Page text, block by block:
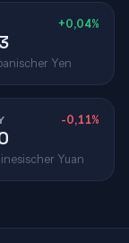
+0,04%
Yen
-0,11%
Yuan